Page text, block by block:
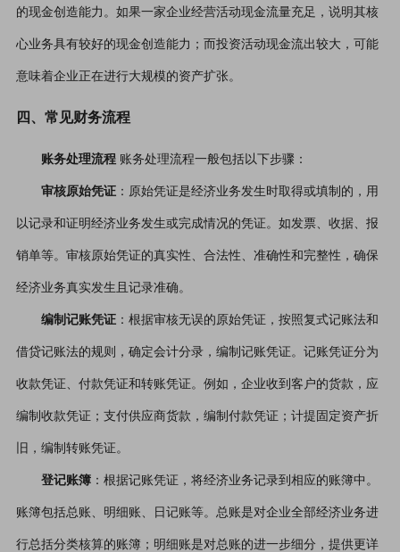
的现金创造能力。如果一家企业经营活动现金流量充足，说明其核
心业务具有较好的现金创造能力；而投资活动现金流出较大，可能
意味着企业正在进行大规模的资产扩张。
四、常见财务流程
账务处理流程账务处理流程一般包括以下步骤：
审核原始凭证：原始凭证是经济业务发生时取得或填制的，用
以记录和证明经济业务发生或完成情况的凭证。如发票、收据、报
销单等。审核原始凭证的真实性、合法性、准确性和完整性，确保
经济业务真实发生且记录准确。
编制记账凭证：根据审核无误的原始凭证，按照复式记账法和
借贷记账法的规则，确定会计分录，编制记账凭证。记账凭证分为
收款凭证、付款凭证和转账凭证。例如，企业收到客户的货款，应
编制收款凭证；支付供应商货款，编制付款凭证；计提固定资产折
旧，编制转账凭证。
登记账簿：根据记账凭证，将经济业务记录到相应的账簿中。
账簿包括总账、明细账、日记账等。总账是对企业全部经济业务进
行总括分类核算的账簿；明细账是对总账的进一步细分，提供更详